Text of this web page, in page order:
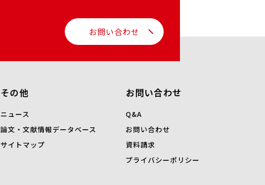
お問い合わせ
その他
ニュース
論文・文献情報データベース
サイトマップ
お問い合わせ
Q&A
お問い合わせ
資料請求
プライバシーポリシー